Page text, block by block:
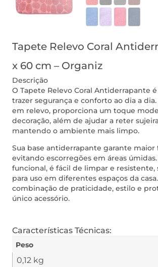
Tapete Relevo Coral
x 60 cm – Organiz
Descrição
O Tapete Relevo Coral Antiderrapante
trazer segurança e conforto ao dia a
em relevo, proporciona um toque
decoração, além de ajudar a reter
mantendo o ambiente mais limpo.
Sua base antiderrapante garante maior
evitando escorregões em áreas
funcional, é fácil de limpar e
para uso em diferentes espaços da
combinação de praticidade, estilo e
único acessório.
Características Técnicas:
Peso
0,12 kg